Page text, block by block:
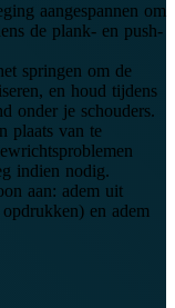
aangespannen om
de plank- en push-
springen om de
en houd tijdens
onder je schouders.
plaats van te
indien nodig.
aan: adem uit
en adem